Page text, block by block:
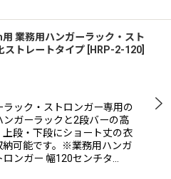
業務用ハンガーラック・スト
ストレートタイプ
HRP-2-120
ラック・ストロンガー専用の
ンガーラックと2段バーの高
上段・下段にショート丈の衣
納可能です。※業務用ハンガ
ンガー 幅120センチタ…